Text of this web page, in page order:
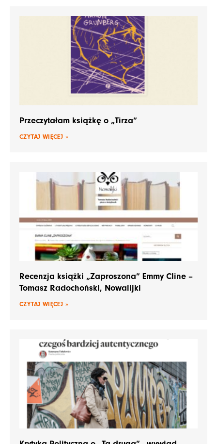
Przeczytałam książkę o „Tirza”
CZYTAJ WIĘCEJ »
Recenzja książki „Zaproszona” Emmy Cline –
Tomasz Radochoński, Nowalijki
CZYTAJ WIĘCEJ »